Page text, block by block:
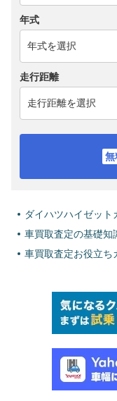
年式
走行距離
ダイハツハイゼッ
車買取査定の基礎知
車買取査定お役立ち